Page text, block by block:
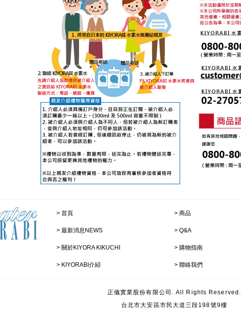
首頁
最新消息NEWS
關於KIYORA KIKUCHI
KIYORABI介紹
商品
Q&A
購物指南
聯絡我們
正儀實業股份有限公司. All Rights Reserved.
台北市大安區市民大道三段198號9樓